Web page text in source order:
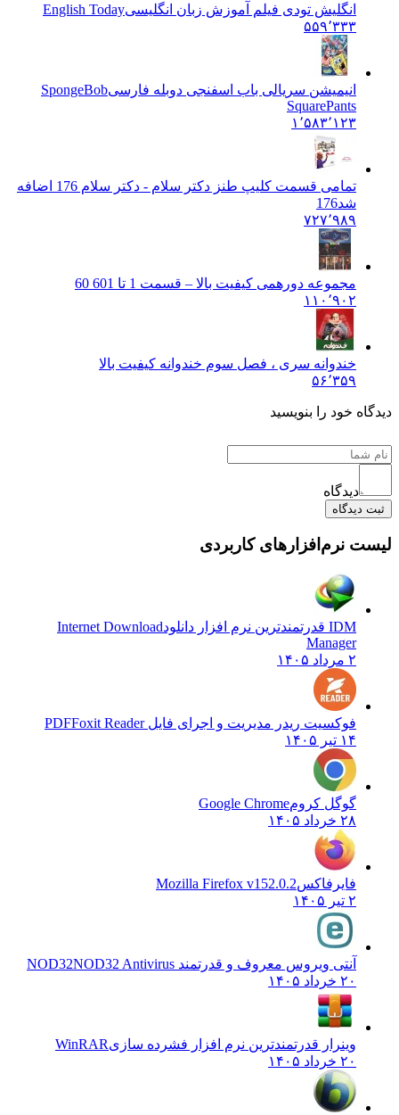
انگلیش تودی فیلم آموزش زبان انگليسیEnglish Today
۵۵۹٬۳۳۳
انیمیشن سریالی باب اسفنجی دوبله فارسیSpongeBob
SquarePants
۱٬۵۸۳٬۱۲۳
تمامی قسمت کلیپ طنز دکتر سلام - دکتر سلام 176 اضافه
شد176
۷۲۷٬۹۸۹
مجموعه دورهمی کیفیت بالا – قسمت 1 تا 60
1 60
۱۱۰٬۹۰۲
خندوانه سری ، فصل سوم خندوانه کیفیت بالا
۵۶٬۳۵۹
دیدگاه خود را بنویسید
دیدگاه
ثبت دیدگاه
لیست نرم‌افزارهای کاربردی
IDM قدرتمندترین نرم افزار دانلود
Internet Download
Manager
۲ مرداد ۱۴۰۵
فوکسیت ریدر مدیریت و اجرای فایل PDFFoxit Reader
۱۴ تیر ۱۴۰۵
گوگل کرومGoogle Chrome
۲۸ خرداد ۱۴۰۵
فایرفاکسMozilla Firefox v152.0.2
۲ تیر ۱۴۰۵
آنتی ویروس معروف و قدرتمند NOD32 NOD32 Antivirus
۲۰ خرداد ۱۴۰۵
وینرار قدرتمندترین نرم افزار فشرده سازیWinRAR
۲۰ خرداد ۱۴۰۵